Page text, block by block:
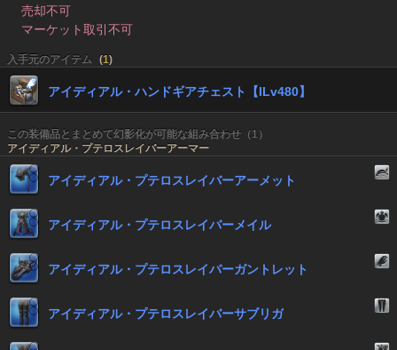
売却不可
マーケット取引不可
入手元のアイテム (1)
アイディアル・ハンドギアチェスト【ILv480】
この装備品とまとめて幻影化が可能な組み合わせ（1）
アイディアル・プテロスレイバーアーマー
アイディアル・プテロスレイバーアーメット
アイディアル・プテロスレイバーメイル
アイディアル・プテロスレイバーガントレット
アイディアル・プテロスレイバーサブリガ